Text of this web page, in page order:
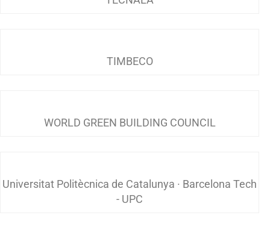
TIMBECO
WORLD GREEN BUILDING COUNCIL
Universitat Politècnica de Catalunya · Barcelona Tech
- UPC